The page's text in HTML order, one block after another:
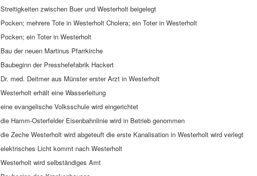
Streitigkeiten zwischen Buer und Westerholt beigelegt
Pocken; mehrere Tote in Westerholt Cholera; ein Toter in Westerholt
Pocken; ein Toter in Westerholt
Bau der neuen Martinus Pfarrkirche
Baubeginn der Presshefefabrik Hackert
Dr. med. Deitmer aus Münster erster Arzt in Westerholt
Westerholt erhält eine Wasserleitung
eine evangelische Volksschule wird eingerichtet
die Hamm-Osterfelder Eisenbahnlinie wird in Betrieb genommen
die Zeche Westerholt wird abgeteuft die erste Kanalisation in Westerholt wird verlegt
elektrisches Licht kommt nach Westerholt
Westerholt wird selbständiges Amt